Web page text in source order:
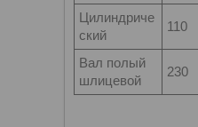
Цилиндриче
ский
110
Вал полый
шлицевой
230